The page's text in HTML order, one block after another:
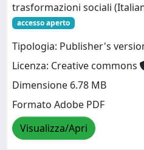
trasformazioni sociali
accesso aperto
Tipologia: Publisher's
Licenza: Creative commons
Dimensione 6.78 MB
Formato Adobe PDF
Visualizza/Apri